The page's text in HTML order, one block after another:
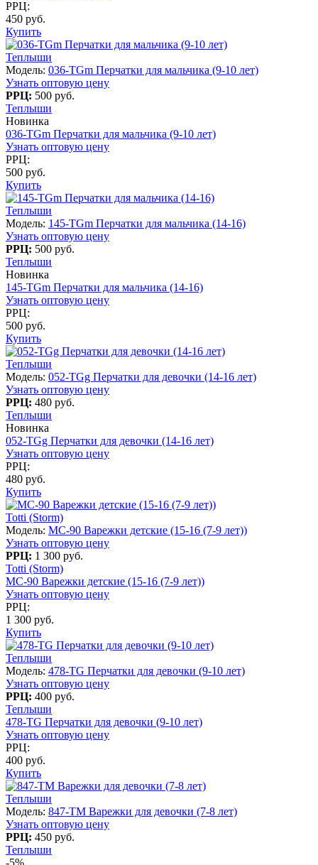
РРЦ:
450 руб.
Купить
Теплыши
Модель: 036-TGm Перчатки для мальчика (9-10 лет)
Узнать оптовую цену
РРЦ: 500 руб.
Теплыши
Новинка
036-TGm Перчатки для мальчика (9-10 лет)
Узнать оптовую цену
РРЦ:
500 руб.
Купить
Теплыши
Модель: 145-TGm Перчатки для мальчика (14-16)
Узнать оптовую цену
РРЦ: 500 руб.
Теплыши
Новинка
145-TGm Перчатки для мальчика (14-16)
Узнать оптовую цену
РРЦ:
500 руб.
Купить
Теплыши
Модель: 052-TGg Перчатки для девочки (14-16 лет)
Узнать оптовую цену
РРЦ: 480 руб.
Теплыши
Новинка
052-TGg Перчатки для девочки (14-16 лет)
Узнать оптовую цену
РРЦ:
480 руб.
Купить
Totti (Storm)
Модель: MC-90 Варежки детские (15-16 (7-9 лет))
Узнать оптовую цену
РРЦ: 1 300 руб.
Totti (Storm)
MC-90 Варежки детские (15-16 (7-9 лет))
Узнать оптовую цену
РРЦ:
1 300 руб.
Купить
Теплыши
Модель: 478-TG Перчатки для девочки (9-10 лет)
Узнать оптовую цену
РРЦ: 400 руб.
Теплыши
478-TG Перчатки для девочки (9-10 лет)
Узнать оптовую цену
РРЦ:
400 руб.
Купить
Теплыши
Модель: 847-TM Варежки для девочки (7-8 лет)
Узнать оптовую цену
РРЦ: 450 руб.
Теплыши
-5%